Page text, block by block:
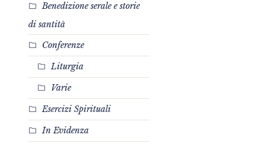
Benedizione serale e storie
di santità
Conferenze
Liturgia
Varie
Esercizi Spirituali
In Evidenza